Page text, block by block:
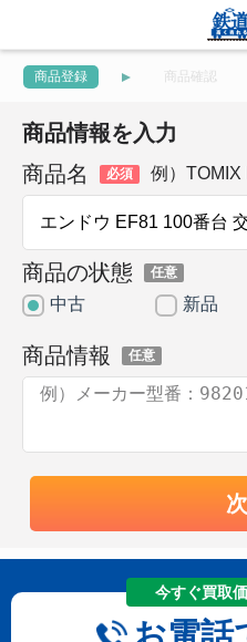
商品登録 商品確認
商品情報を入力
商品名
必須 例）TOMIX
商品の状態 任意
中古 新品
商品情報 任意
今すぐ買取